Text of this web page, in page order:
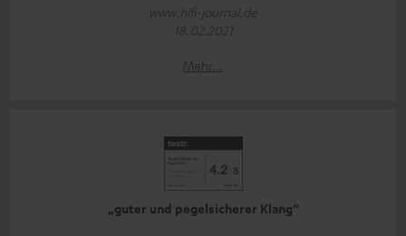
www.hifi-journal.de
18.02.2021
Mehr...
„guter und pegelsicherer Klang“